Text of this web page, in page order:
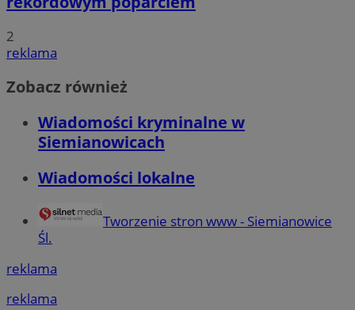
2
reklama
Zobacz również
Wiadomości kryminalne w
Siemianowicach
Wiadomości lokalne
Tworzenie stron www - Siemianowice
Śl.
reklama
reklama